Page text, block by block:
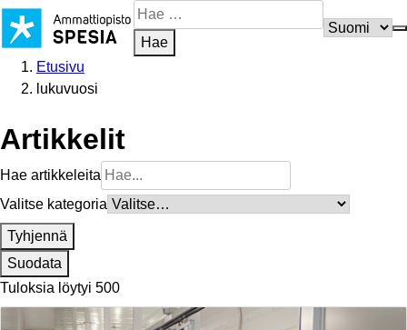
Siirry
sisältöön
Hae
sivustosta
Hae
Etusivu
lukuvuosi
Artikkelit
Hae artikkeleita
Valitse kategoria
Tyhjennä
Suodata
Tuloksia löytyi 500